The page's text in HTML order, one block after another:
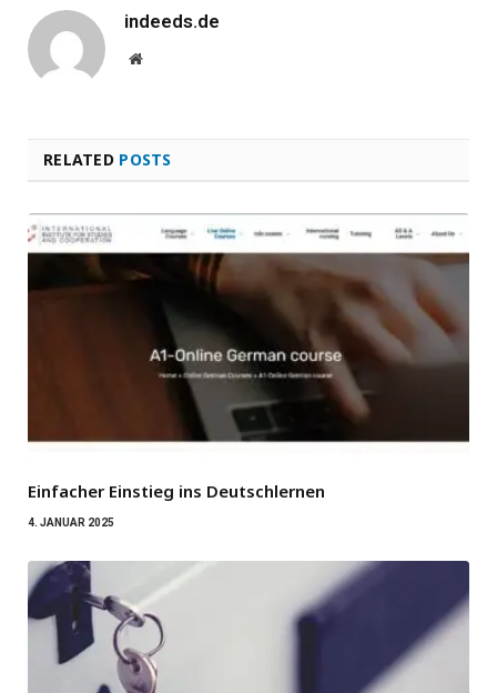
indeeds.de
Website
RELATED POSTS
Einfacher Einstieg ins Deutschlernen
4. JANUAR 2025